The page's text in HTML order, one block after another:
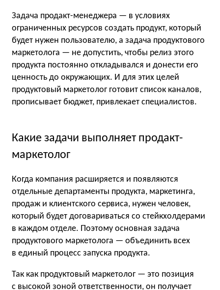
Задача продакт-менеджера — в условиях
ограниченных ресурсов создать продукт, который
будет нужен пользователю, а задача продуктового
маркетолога — не допустить, чтобы релиз этого
продукта постоянно откладывался и донести его
ценность до окружающих. И для этих целей
продуктовый маркетолог готовит список каналов,
прописывает бюджет, привлекает специалистов.
Какие задачи выполняет продакт-
маркетолог
Когда компания расширяется и появляются
отдельные департаменты продукта, маркетинга,
продаж и клиентского сервиса, нужен человек,
который будет договариваться со стейкхолдерами
в каждом отделе. Поэтому основная задача
продуктового маркетолога — объединить всех
в единый процесс запуска продукта.
Так как продуктовый маркетолог — это позиция
с высокой зоной ответственности, он получает